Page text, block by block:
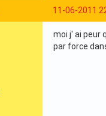
11-06-2011
moi j' ai peur
par force